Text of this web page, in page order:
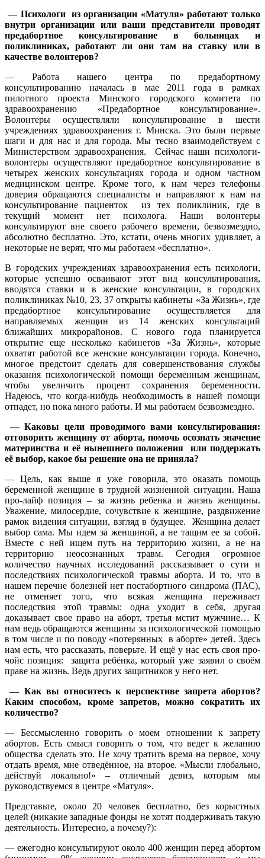
— Психологи из организации «Матуля» работают только
внутри организации или ваши представители проводят
предабортное консультирование в больницах и
поликлиниках, работают ли они там на ставку или в
качестве волонтеров?
— Работа нашего центра по предабортному
консультированию началась в мае 2011 года в рамках
пилотного проекта Минского городского комитета по
здравоохранению «Предабортное консультирование».
Волонтеры осуществляли консультирование в шести
учреждениях здравоохранения г. Минска. Это были первые
шаги и для нас и для города. Мы тесно взаимодействуем с
Министерством здравоохранения. Сейчас наши психологи-
волонтеры осуществляют предабортное консультирование в
четырех женских консультациях города и одном частном
медицинском центре. Кроме того, к нам через телефоны
доверия обращаются специалисты и направляют к нам на
консультирование пациенток из тех поликлиник, где в
текущий момент нет психолога. Наши волонтеры
консультируют вне своего рабочего времени, безвозмездно,
абсолютно бесплатно. Это, кстати, очень многих удивляет, а
некоторые не верят, что мы работаем «бесплатно».
В городских учреждениях здравоохранения есть психологи,
которые успешно осваивают этот вид консультирования,
вводятся ставки и в женские консультации, в городских
поликлиниках №10, 23, 37 открыты кабинеты «За Жизнь», где
предабортное консультирование осуществляется для
направляемых женщин из 14 женских консультаций
ближайших микрорайонов. С нового года планируется
открытие еще несколько кабинетов «За Жизнь», которые
охватят работой все женские консультации города. Конечно,
многое предстоит сделать для совершенствования службы
оказания психологической помощи беременным женщинам,
чтобы увеличить процент сохранения беременности.
Надеюсь, что когда-нибудь необходимость в нашей помощи
отпадет, но пока много работы. И мы работаем безвозмездно.
— Каковы цели проводимого вами консультирования:
отговорить женщину от аборта, помочь осознать значение
материнства и её нынешнего положения или поддержать
её выбор, какое бы решение она не приняла?
— Цель, как выше я уже говорила, это оказать помощь
беременной женщине в трудной жизненной ситуации. Наша
про-лайф позиция – за жизнь ребенка и жизнь женщины.
Уважение, милосердие, сочувствие к женщине, раздвижение
рамок видения ситуации, взгляд в будущее. Женщина делает
выбор сама. Мы идем за женщиной, а не тащим ее за собой.
Вместе с ней ищем путь на территорию жизни, а не на
территорию неосознанных травм. Сегодня огромное
количество научных исследований рассказывает о сути и
последствиях психологической травмы аборта. И то, что в
нашем перечне болезней нет постабортного синдрома (ПАС),
не отменяет того, что всякая женщина переживает
последствия этой травмы: одна уходит в себя, другая
доказывает свое право на аборт, третья мстит мужчине… К
нам ведь обращаются женщины за психологической помощью
в том числе и по поводу «потерянных в аборте» детей. Здесь
нам есть, что рассказать, поверьте. И ещё у нас есть своя про-
чойс позиция: защита ребёнка, который уже заявил о своём
праве на жизнь. Ведь других защитников у него нет.
— Как вы относитесь к перспективе запрета абортов?
Каким способом, кроме запретов, можно сократить их
количество?
— Бессмысленно говорить о моем отношении к запрету
абортов. Есть смысл говорить о том, что ведет к желанию
общества сделать это. Не хочу тратить время на первое, хочу
отдать время, мне отведённое, на второе. «Мысли глобально,
действуй локально!» – отличный девиз, которым мы
руководствуемся в центре «Матуля».
Представьте, около 20 человек бесплатно, без корыстных
целей (никакие западные фонды не хотят поддерживать такую
деятельность. Интересно, а почему?):
— ежегодно консультируют около 400 женщин перед абортом